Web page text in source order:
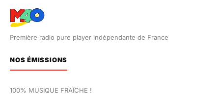
Première radio pure player indépendante de France
NOS ÉMISSIONS
100% MUSIQUE FRAÎCHE !